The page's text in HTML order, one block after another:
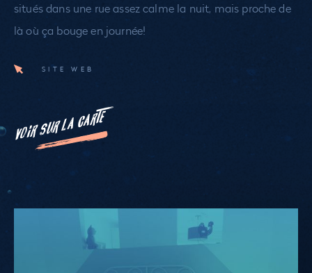
situés dans une rue assez calme la nuit, mais proche de
là où ça bouge en journée!
SITE WEB
VOIR SUR LA CARTE